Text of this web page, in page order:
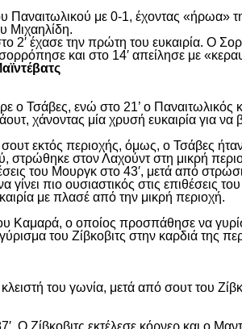
με 0-1, έχοντας «ήρωα»
Μιχαηλίδη.
2′ έχασε την πρώτη του ευκαιρία. Ο
και στο 14′ απείλησε με
Τσάβες, ενώ στο 21’ ο Παναιτωλικός
χάνοντας μία χρυσή ευκαιρία για
εκτός περιοχής, όμως, ο Τσάβες
στον Λαχούντ στη μικρή
του Μουργκ στο 43′, μετά από
πιο ουσιαστικός στις
με πλασέ από την μικρή περιοχή.
Καμαρά, ο οποίος προσπάθησε να
του Ζίβκοβιτς στην καρδιά της
του γωνία, μετά από σουτ του
Ζίβκοβιτς εκτέλεσε κόρνερ και ο